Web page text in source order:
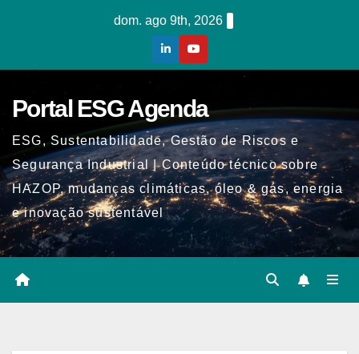
dom. ago 9th, 2026
Portal ESG Agenda
ESG, Sustentabilidade, Gestão de Riscos e
Segurança Industrial | Conteúdo técnico sobre
HAZOP, mudanças climáticas, óleo & gás, energia
e inovação sustentável